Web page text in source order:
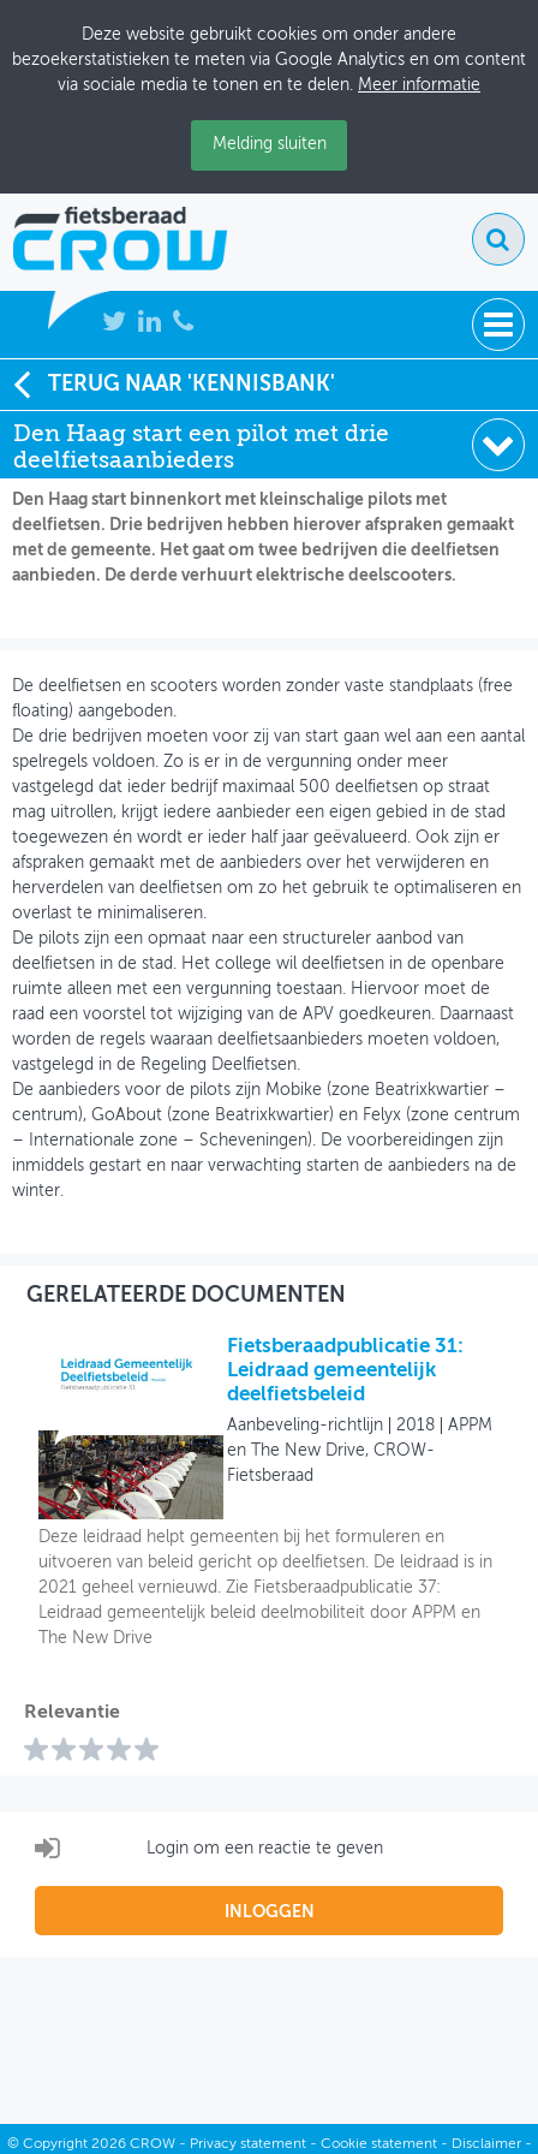
Deze website gebruikt cookies om onder andere
bezoekerstatistieken te meten via Google Analytics en om content
via sociale media te tonen en te delen. Meer informatie
Melding sluiten
NIEUWS
BIJEENKOMSTEN
KENNISBANK
ADRESSENBOEK
OVER FIETSBERAAD
MIJN PROFIEL
GEBRUIKER
TERUG NAAR 'KENNISBANK'
Den Haag start een pilot met drie
deelfietsaanbieders
Soort:
Nieuws Fietsberaad
Datum:
30-11-2018
Den Haag start binnenkort met kleinschalige pilots met
deelfietsen. Drie bedrijven hebben hierover afspraken gemaakt
met de gemeente. Het gaat om twee bedrijven die deelfietsen
aanbieden. De derde verhuurt elektrische deelscooters.
De deelfietsen en scooters worden zonder vaste standplaats (free
floating) aangeboden.
De drie bedrijven moeten voor zij van start gaan wel aan een aantal
spelregels voldoen. Zo is er in de vergunning onder meer
vastgelegd dat ieder bedrijf maximaal 500 deelfietsen op straat
mag uitrollen, krijgt iedere aanbieder een eigen gebied in de stad
toegewezen én wordt er ieder half jaar geëvalueerd. Ook zijn er
afspraken gemaakt met de aanbieders over het verwijderen en
herverdelen van deelfietsen om zo het gebruik te optimaliseren en
overlast te minimaliseren.
De pilots zijn een opmaat naar een structureler aanbod van
deelfietsen in de stad. Het college wil deelfietsen in de openbare
ruimte alleen met een vergunning toestaan. Hiervoor moet de
raad een voorstel tot wijziging van de APV goedkeuren. Daarnaast
worden de regels waaraan deelfietsaanbieders moeten voldoen,
vastgelegd in de Regeling Deelfietsen.
De aanbieders voor de pilots zijn Mobike (zone Beatrixkwartier –
centrum), GoAbout (zone Beatrixkwartier) en Felyx (zone centrum
– Internationale zone – Scheveningen). De voorbereidingen zijn
inmiddels gestart en naar verwachting starten de aanbieders na de
winter.
GERELATEERDE DOCUMENTEN
Fietsberaadpublicatie 31:
Leidraad gemeentelijk
deelfietsbeleid
Aanbeveling-richtlijn 2018
APPM
en The New Drive, CROW-
Fietsberaad
Deze leidraad helpt gemeenten bij het formuleren en
uitvoeren van beleid gericht op deelfietsen. De leidraad is in
2021 geheel vernieuwd. Zie Fietsberaadpublicatie 37:
Leidraad gemeentelijk beleid deelmobiliteit door APPM en
The New Drive
Relevantie
Login om een reactie te geven
INLOGGEN
© Copyright2026 CROW - Privacy statement- Cookie statement- Disclaimer-